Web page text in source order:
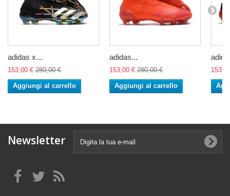
adidas x...
153,00 € 280,00 €
Aggiungi al carrello
adidas...
153,00 € 280,00 €
Aggiungi al carrello
Newsletter